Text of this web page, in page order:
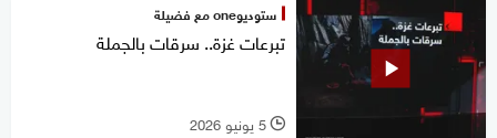
ستوديوone مع فضيلة
تبرعات غزة.. سرقات بالجملة
l 5 يونيو 2026